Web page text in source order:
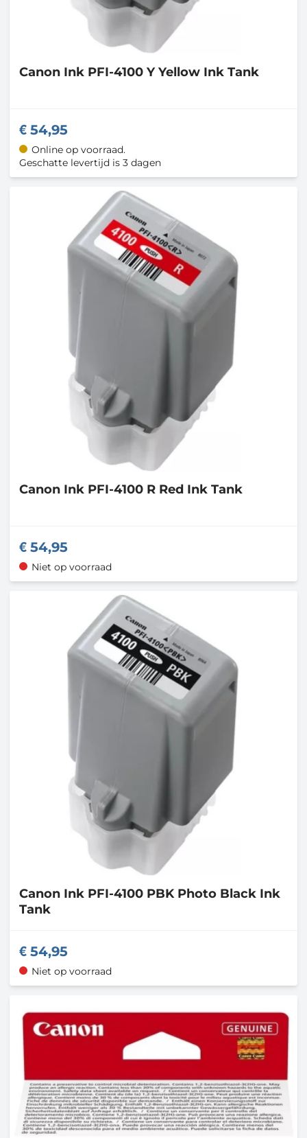
Canon Ink PFI-4100 Y Yellow Ink Tank
54,95
Online op voorraad.
Geschatte levertijd is 3 dagen
Canon Ink PFI-4100 R Red Ink Tank
54,95
Niet op voorraad
Canon Ink PFI-4100 PBK Photo Black Ink
Tank
54,95
Niet op voorraad